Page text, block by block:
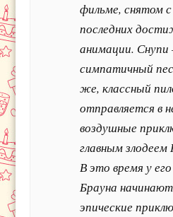
фильме, снятом
последних
анимации.
симпатичный
же, классный
отправляется в
воздушные
главным
В это время у
Брауна
эпические